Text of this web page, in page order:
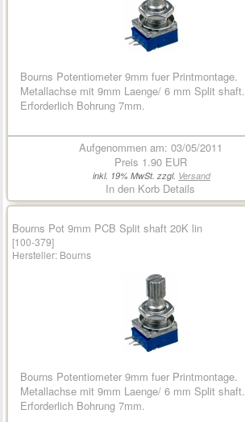
Bourns Potentiometer 9mm fuer Printmontage.
Metallachse mit 9mm Laenge/ 6 mm Split shaft.
Erforderlich Bohrung 7mm.
Aufgenommen am: 03/05/2011
Preis 1.90 EUR
inkl. 19% MwSt. zzgl. Versand
In den Korb Details
Bourns Pot 9mm PCB Split shaft 20K lin
[100-379]
Hersteller: Bourns
Bourns Potentiometer 9mm fuer Printmontage.
Metallachse mit 9mm Laenge/ 6 mm Split shaft.
Erforderlich Bohrung 7mm.